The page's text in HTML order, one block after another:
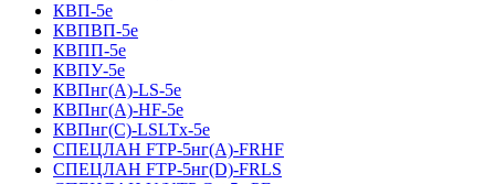
КВП-5е
КВПВП-5е
КВПП-5е
КВПУ-5е
КВПнг(А)-LS-5е
КВПнг(А)-HF-5е
КВПнг(С)-LSLTx-5е
СПЕЦЛАН FTP-5нг(А)-FRHF
СПЕЦЛАН FTP-5нг(D)-FRLS